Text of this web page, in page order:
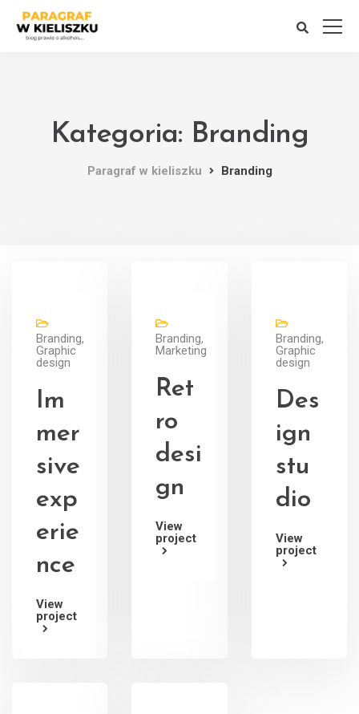
Kategoria: Branding
Paragraf w kieliszku Branding
Branding,
Graphic
design
Im
mer
sive
exp
erie
nce
View
project
Branding,
Marketing
Ret
ro
desi
gn
View
project
Branding,
Graphic
design
Des
ign
stu
dio
View
project